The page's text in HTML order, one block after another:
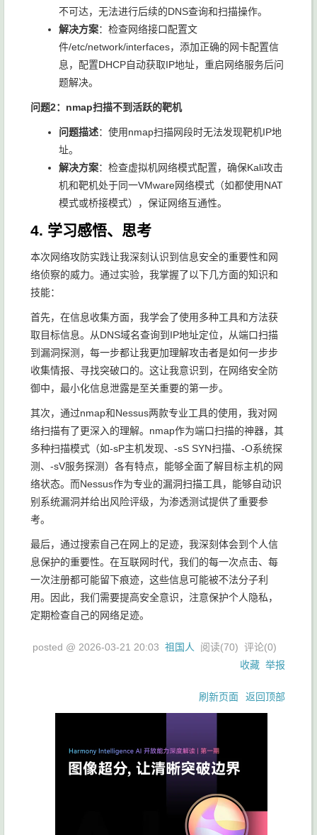
不可达，无法进行后续的DNS查询和扫描操作。
解决方案：检查网络接口配置文
件/etc/network/interfaces，添加正确的网卡配置信
息，配置DHCP自动获取IP地址，重启网络服务后问
题解决。
问题2：nmap扫描不到活跃的靶机
问题描述：使用nmap扫描网段时无法发现靶机IP地
址。
解决方案：检查虚拟机网络模式配置，确保Kali攻击
机和靶机处于同一VMware网络模式（如都使用NAT
模式或桥接模式），保证网络互通性。
4. 学习感悟、思考
本次网络攻防实践让我深刻认识到信息安全的重要性和网
络侦察的威力。通过实验，我掌握了以下几方面的知识和
技能：
首先，在信息收集方面，我学会了使用多种工具和方法获
取目标信息。从DNS域名查询到IP地址定位，从端口扫描
到漏洞探测，每一步都让我更加理解攻击者是如何一步步
收集情报、寻找突破口的。这让我意识到，在网络安全防
御中，最小化信息泄露是至关重要的第一步。
其次，通过nmap和Nessus两款专业工具的使用，我对网
络扫描有了更深入的理解。nmap作为端口扫描的神器，其
多种扫描模式（如-sP主机发现、-sS SYN扫描、-O系统探
测、-sV服务探测）各有特点，能够全面了解目标主机的网
络状态。而Nessus作为专业的漏洞扫描工具，能够自动识
别系统漏洞并给出风险评级，为渗透测试提供了重要参
考。
最后，通过搜索自己在网上的足迹，我深刻体会到个人信
息保护的重要性。在互联网时代，我们的每一次点击、每
一次注册都可能留下痕迹，这些信息可能被不法分子利
用。因此，我们需要提高安全意识，注意保护个人隐私，
定期检查自己的网络足迹。
posted @ 2026-03-21 20:03 祖国人 阅读(70) 评论(0)
收藏 举报
刷新页面 返回顶部